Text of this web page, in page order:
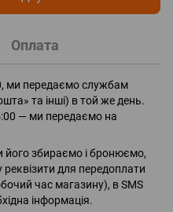
Оплата
ми передаємо службам
та інші) в той же день.
— ми передаємо на
збираємо і бронюємо,
реквізити для передоплати
час магазину), в SMS
інформація.